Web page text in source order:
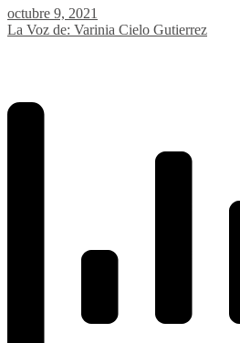
octubre 9, 2021
La Voz de: Varinia Cielo Gutierrez